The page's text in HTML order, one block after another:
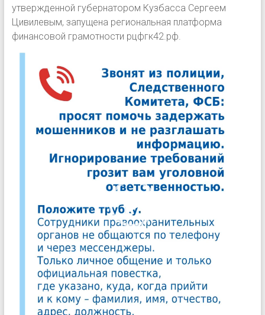
утвержденной губернатором Кузбасса Сергеем
Цивилевым, запущена региональная платформа
финансовой грамотности рцфгк42.рф.